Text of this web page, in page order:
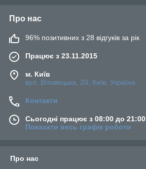
Про нас
96% позитивних з 28 відгуків за рік
Працює з 23.11.2015
м. Київ
вул. Вітовецька, 20, Київ, Україна
Контакти
Сьогодні працює з 08:00 до 21:00
Показати весь графік роботи
Про нас